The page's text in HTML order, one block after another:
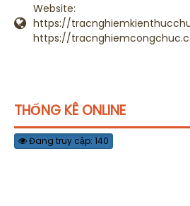
Website:
https://
https://
THỐNG KÊ ONLINE
Đang truy cập: 140